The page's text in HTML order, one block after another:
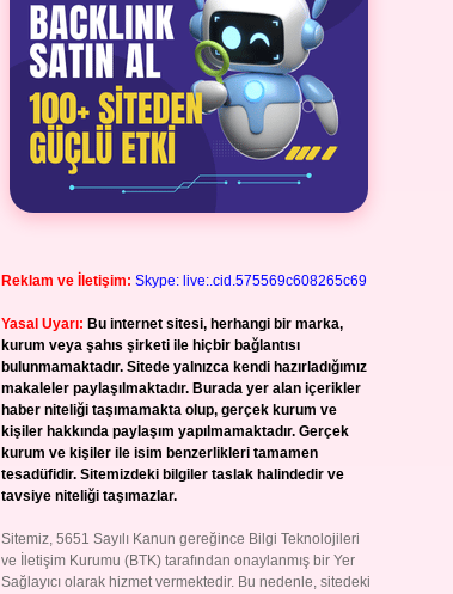
Reklam ve İletişim: Skype: live:.cid.575569c608265c69
Yasal Uyarı: Bu internet sitesi, herhangi bir marka,
kurum veya şahıs şirketi ile hiçbir bağlantısı
bulunmamaktadır. Sitede yalnızca kendi hazırladığımız
makaleler paylaşılmaktadır. Burada yer alan içerikler
haber niteliği taşımamakta olup, gerçek kurum ve
kişiler hakkında paylaşım yapılmamaktadır. Gerçek
kurum ve kişiler ile isim benzerlikleri tamamen
tesadüfidir. Sitemizdeki bilgiler taslak halindedir ve
tavsiye niteliği taşımazlar.
Sitemiz, 5651 Sayılı Kanun gereğince Bilgi Teknolojileri
ve İletişim Kurumu (BTK) tarafından onaylanmış bir Yer
Sağlayıcı olarak hizmet vermektedir. Bu nedenle, sitedeki